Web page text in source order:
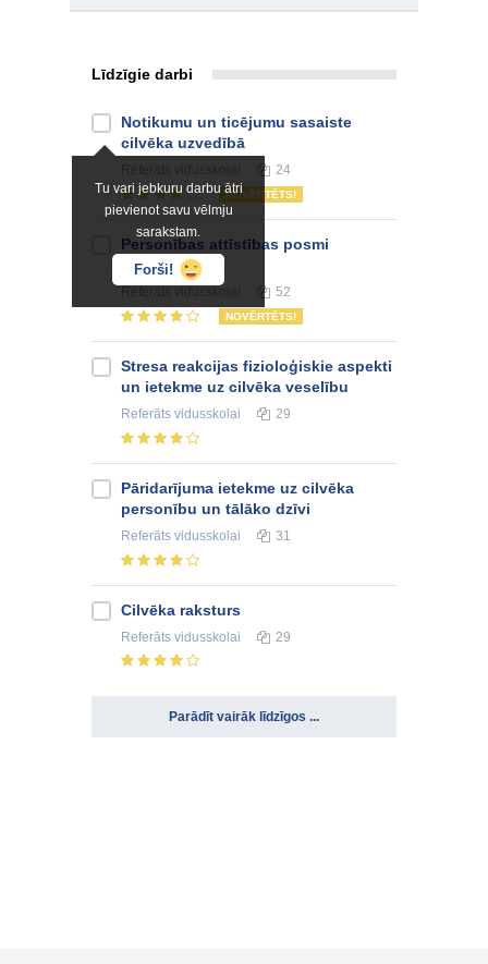
Līdzīgie darbi
Tu vari jebkuru darbu ātri
pievienot savu vēlmju
sarakstam.
Forši!
Notikumu un ticējumu sasaiste
cilvēka uzvedībā
24
NOVĒRTĒTS!
Personības attīstības posmi
psiholoģijā
52
NOVĒRTĒTS!
Stresa reakcijas fizioloģiskie aspekti
un ietekme uz cilvēka veselību
Referāts vidusskolai 29
Pāridarījuma ietekme uz cilvēka
personību un tālāko dzīvi
Referāts vidusskolai 31
Cilvēka raksturs
Referāts vidusskolai 29
Parādīt vairāk līdzīgos ...